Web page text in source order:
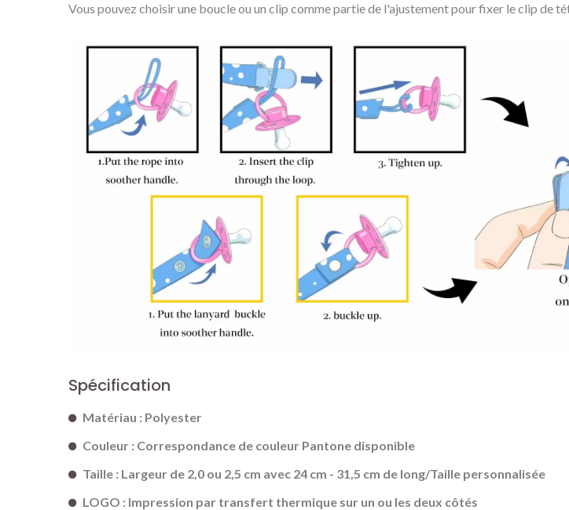
Vous pouvez choisir une boucle ou un clip comme partie de l'ajustement pour fixer le clip de
Spécification
Matériau : Polyester
Couleur : Correspondance de couleur Pantone disponible
Taille : Largeur de 2,0 ou 2,5 cm avec 24 cm - 31,5 cm de long/Taille personnalisée
LOGO : Impression par transfert thermique sur un ou les deux côtés